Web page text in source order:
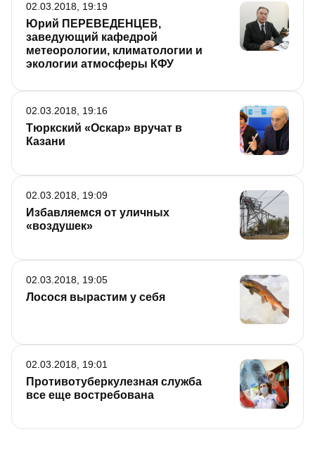
Юрий ПЕРЕВЕДЕНЦЕВ,
заведующий кафедрой
метеорологии, климатологии и
экологии атмосферы КФУ
02.03.2018, 19:19
Тюркский «Оскар» вручат в
Казани
02.03.2018, 19:16
Избавляемся от уличных
«воздушек»
02.03.2018, 19:09
Лосося вырастим у себя
02.03.2018, 19:05
Противотуберкулезная служба
все еще востребована
02.03.2018, 19:01